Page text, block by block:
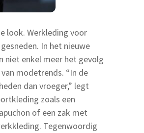
look. Werkleding voor
In het nieuwe
niet enkel meer het gevolg
modetrends. “In de
dan vroeger,” legt
zoals een
of een zak met
Tegenwoordig